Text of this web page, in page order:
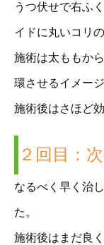
うつ伏せで右ふ
イドに丸いコリ
施術は太ももか
環させるイメー
施術後はさほど
２回目：次
なるべく早く治
た。
施術後はまだ良